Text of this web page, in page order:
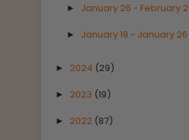
► January 26 - February 2
► January 19 - January 26
► 2024 (29)
► 2023 (19)
► 2022 (87)